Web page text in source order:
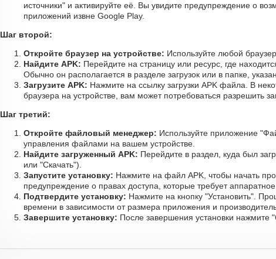
источники" и активируйте её. Вы увидите предупреждение о
приложений извне Google Play.
Шаг второй:
Откройте браузер на устройстве: Используйте любой
Найдите APK: Перейдите на страницу или ресурс, где
Обычно он располагается в разделе загрузок или в папке,
Загрузите APK: Нажмите на ссылку загрузки APK файла. В
браузера на устройстве, вам может потребоваться разрешить
Шаг третий:
Откройте файловый менеджер: Используйте приложение
управления файлами на вашем устройстве.
Найдите загруженный APK: Перейдите в раздел, куда был
или "Скачать").
Запустите установку: Нажмите на файл APK, чтобы начать
предупреждение о правах доступа, которые требует аппаратное
Подтвердите установку: Нажмите на кнопку "Установить".
времени в зависимости от размера приложения и
Завершите установку: После завершения установки нажмите